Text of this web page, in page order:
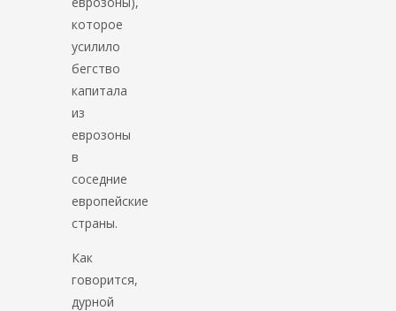
которое
усилило
бегство
капитала
из
еврозоны
в
соседние
европейские
страны.
Как
говорится,
дурной